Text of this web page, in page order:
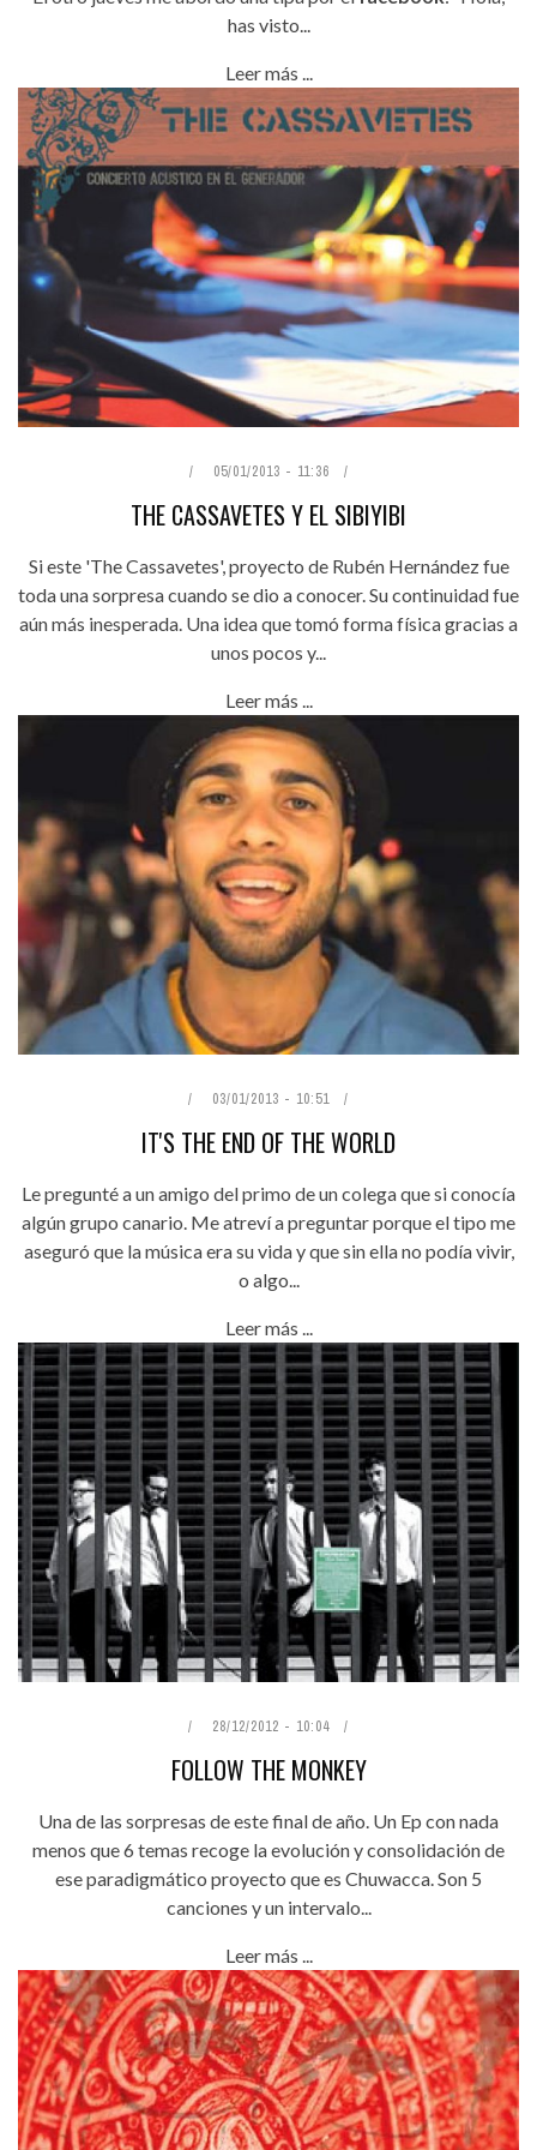
has visto...
Leer más ...
05/01/2013 - 11:36
THE CASSAVETES Y EL SIBIYIBI
Si este 'The Cassavetes', proyecto de Rubén Hernández fue
toda una sorpresa cuando se dio a conocer. Su continuidad fue
aún más inesperada. Una idea que tomó forma física gracias a
unos pocos y...
Leer más ...
03/01/2013 - 10:51
IT'S THE END OF THE WORLD
Le pregunté a un amigo del primo de un colega que si conocía
algún grupo canario. Me atreví a preguntar porque el tipo me
aseguró que la música era su vida y que sin ella no podía vivir,
o algo...
Leer más ...
28/12/2012 - 10:04
FOLLOW THE MONKEY
Una de las sorpresas de este final de año. Un Ep con nada
menos que 6 temas recoge la evolución y consolidación de
ese paradigmático proyecto que es Chuwacca. Son 5
canciones y un intervalo...
Leer más ...